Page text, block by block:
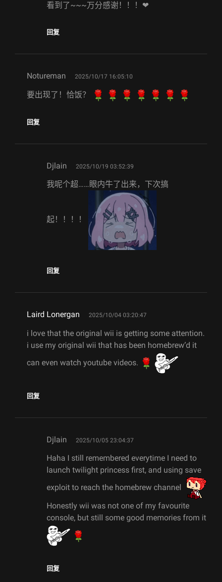
看到了~~~万分感谢！！！❤
回复
Notureman says:
2025/10/17 16:05:10
要出现了！恰饭？
回复
Djlain says:
2025/10/19 03:52:39
我呢个超……眼内牛了出来，下次搞
起！！！！
回复
Laird Lonergan says:
2025/10/04 03:20:47
i love that the original wii is getting some attention.
i use my original wii that has been homebrew’d it
can even watch youtube videos.
回复
Djlain says:
2025/10/05 23:04:37
Haha I still remembered everytime I need to
launch twilight princess first, and using save
exploit to reach the homebrew channel
Honestly wii was not one of my favourite
console, but still some good memories from it
回复